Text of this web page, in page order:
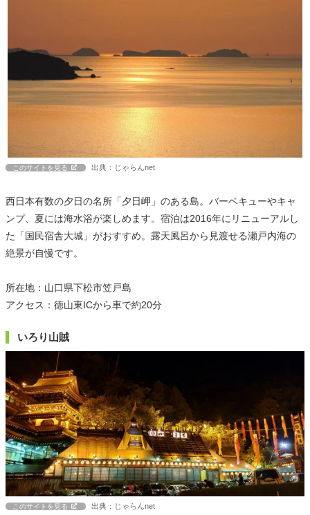
このサイトを見る 出典：じゃらんnet
西日本有数の夕日の名所「夕日岬」のある島。バーベキューやキャ
ンプ、夏には海水浴が楽しめます。宿泊は2016年にリニューアルし
た「国民宿舎大城」がおすすめ。露天風呂から見渡せる瀬戸内海の
絶景が自慢です。
所在地：山口県下松市笠戸島
アクセス：徳山東ICから車で約20分
いろり山賊
このサイトを見る 出典：じゃらんnet